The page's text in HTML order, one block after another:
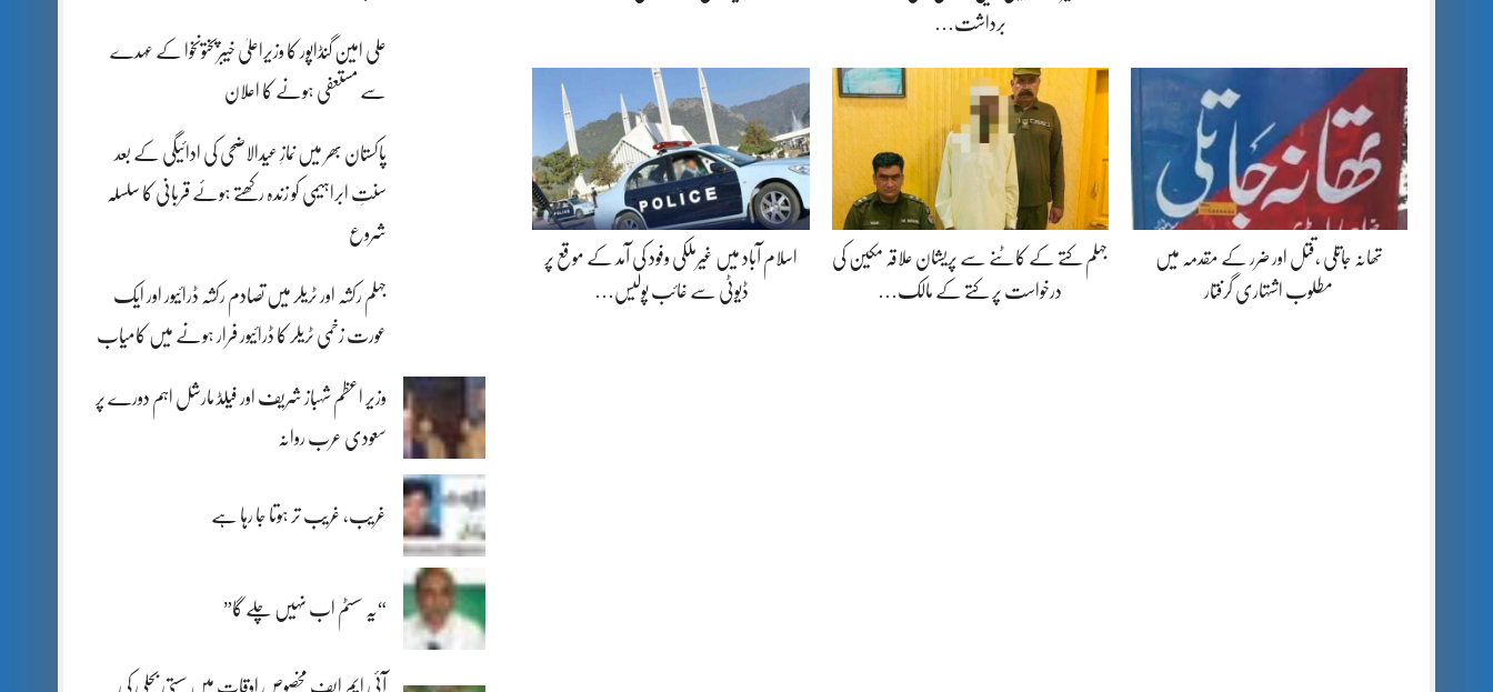
علی امین گنڈاپور کا وزیراعلیٰ خیبرپختونخوا کے عہدے
سے مستعفی ہونے کا اعلان
پاکستان بھر میں نمازِ عیدالاضحی کی ادائیگی کے بعد
سنتِ ابراہیمی کو زندہ رکھتے ہوئے قربانی کا سلسلہ
شروع
جہلم رکشہ اور ٹریلر میں تصادم رکشہ ڈرائیور اور ایک
عورت زخمی ٹریلر کا ڈرائیور فرار ہونے میں کامیاب
وزیر اعظم شہباز شریف اور فیلڈ مارشل اہم دورے پر
سعودی عرب روانہ
غریب، غریب تر ہوتا جا رہا ہے
“یہ سسٹم اب نہیں چلے گا”
آئی ایم ایف مخصوص اوقات میں سستی بجلی کی
برداشت…
تھانہ جاتلی ،قتل اور ضرر کے مقدمہ میں
مطلوب اشتہاری گرفتار
جہلم کتے کے کاٹنے سے پریشان علاقہ مکین کی
درخواست پر کتے کے مالک…
اسلام آباد میں غیرملکی وفود کی آمد کے موقع پر
ڈیوٹی سے غائب پولیس…